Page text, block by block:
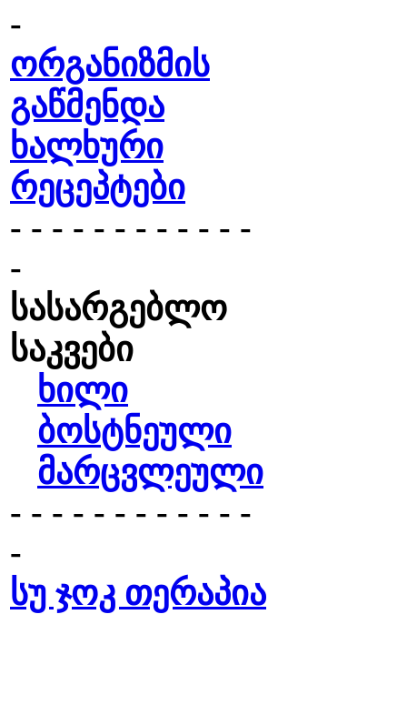
-
ორგანიზმის
გაწმენდა
ხალხური
რეცეპტები
- - - - - - - - - - - -
-
სასარგებლო
საკვები
ხილი
ბოსტნეული
მარცვლეული
- - - - - - - - - - - -
-
სუ ჯოკ თერაპია